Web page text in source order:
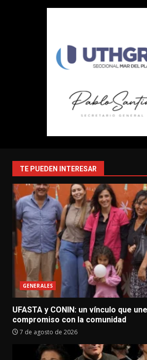
TE PUEDEN INTERESAR
GENERALES
UFASTA y CONIN: un vínculo que
compromiso con la comunidad
7 de agosto de 2026